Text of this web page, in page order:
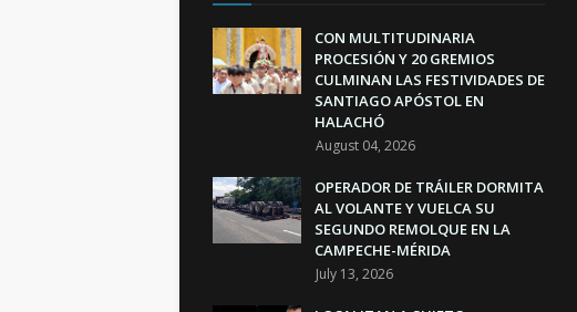
CON MULTITUDINARIA
PROCESIÓN Y 20 GREMIOS
CULMINAN LAS FESTIVIDADES DE
SANTIAGO APÓSTOL EN
HALACHÓ
August 04, 2026
OPERADOR DE TRÁILER DORMITA
AL VOLANTE Y VUELCA SU
SEGUNDO REMOLQUE EN LA
CAMPECHE-MÉRIDA
July 13, 2026